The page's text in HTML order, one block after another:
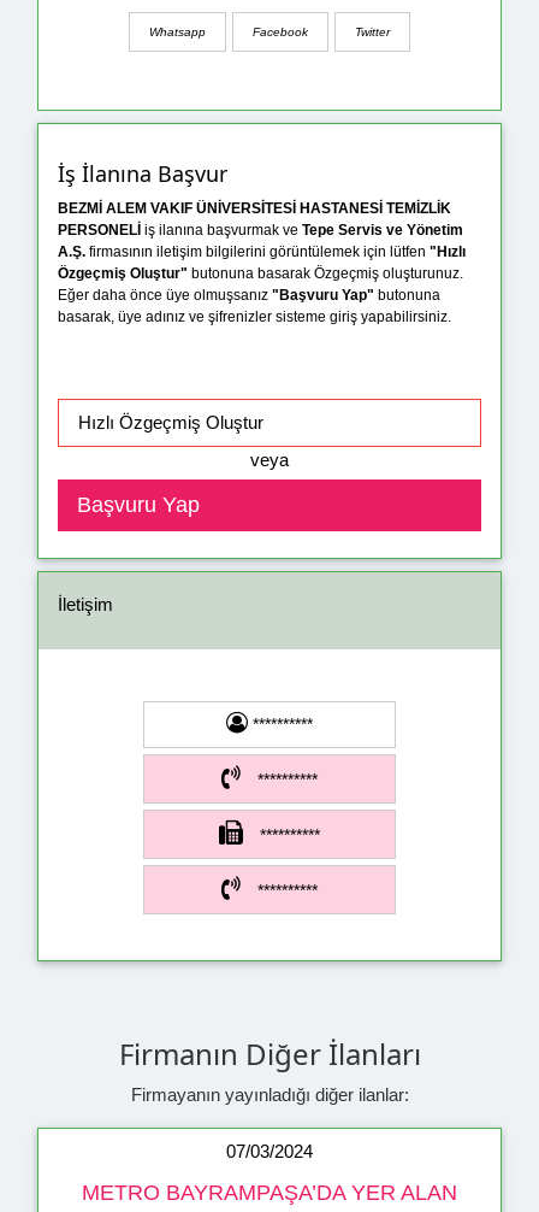
Whatsapp Facebook Twitter
İş İlanına Başvur
BEZMİ ALEM VAKIF ÜNİVERSİTESİ HASTANESİ TEMİZLİK
PERSONELİ iş ilanına başvurmak ve Tepe Servis ve Yönetim
A.Ş. firmasının iletişim bilgilerini görüntülemek için lütfen "Hızlı
Özgeçmiş Oluştur" butonuna basarak Özgeçmiş oluşturunuz.
Eğer daha önce üye olmuşsanız "Başvuru Yap" butonuna
basarak, üye adınız ve şifrenizler sisteme giriş yapabilirsiniz.
veya
İletişim
**********
**********
**********
**********
Firmanın Diğer İlanları
Firmayanın yayınladığı diğer ilanlar:
07/03/2024
METRO BAYRAMPAŞA’DA YER ALAN